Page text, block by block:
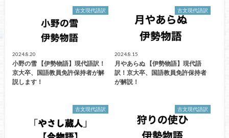
古文現代語訳
2024.8.20
小野の雪 【伊勢物語】現代語訳！
京大卒、国語教員免許保持者が解
説します！
古文現代語訳
2024.8.15
月やあらぬ 【伊勢物語】現代語
訳！京大卒、国語教員免許保持者
が解説！
古文現代語訳 古文現代語訳